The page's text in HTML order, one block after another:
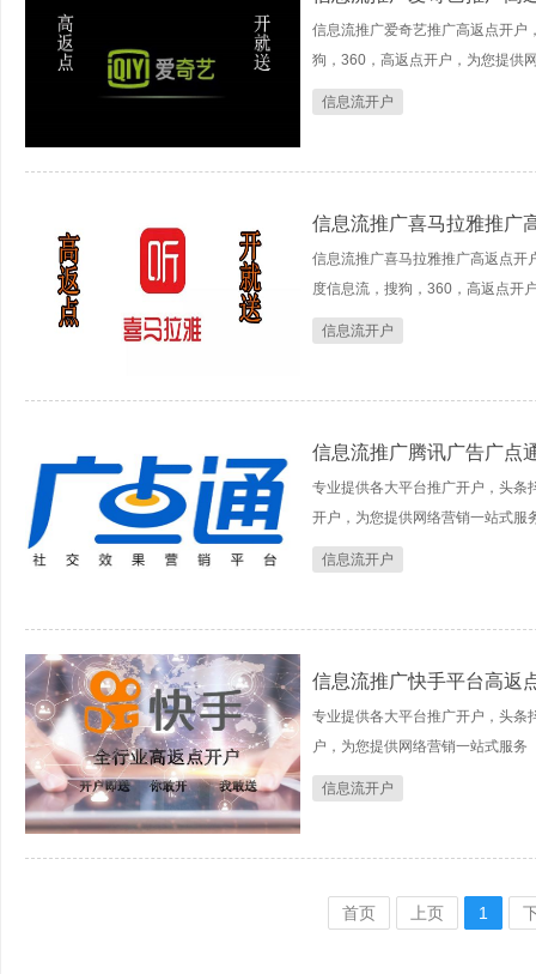
信息流推广爱奇艺推广高返点开户
狗，360，高返点开户，为您提供
信息流开户
信息流推广喜马拉雅推广
信息流推广喜马拉雅推广高返点开
度信息流，搜狗，360，高返点开
信息流开户
信息流推广腾讯广告广点
专业提供各大平台推广开户，头条
开户，为您提供网络营销一站式服
信息流开户
信息流推广快手平台高返
专业提供各大平台推广开户，头条
户，为您提供网络营销一站式服务
信息流开户
首页 上页 1